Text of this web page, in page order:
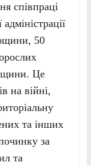
співпраці
50
Це
на війні,
та інших
за
та